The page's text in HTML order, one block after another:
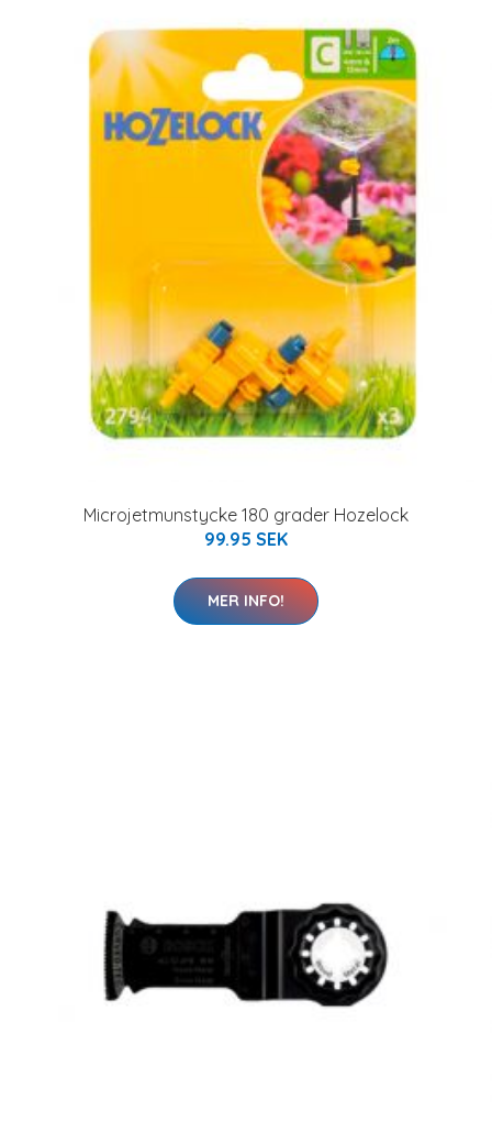
Microjetmunstycke 180 grader Hozelock
99.95 SEK
MER INFO!